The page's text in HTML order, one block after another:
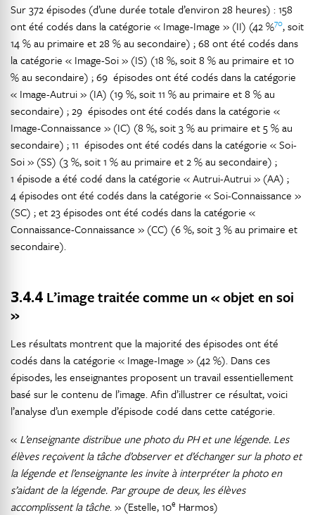
Sur 372 épisodes (d’une durée totale d’environ 28 heures) : 158
ont été codés dans la catégorie « Image-Image » (II) (42 %70, soit
14 % au primaire et 28 % au secondaire) ; 68 ont été codés dans
la catégorie « Image-Soi » (IS) (18 %, soit 8 % au primaire et 10
% au secondaire) ; 69 épisodes ont été codés dans la catégorie
« Image-Autrui » (IA) (19 %, soit 11 % au primaire et 8 % au
secondaire) ; 29 épisodes ont été codés dans la catégorie «
Image-Connaissance » (IC) (8 %, soit 3 % au primaire et 5 % au
secondaire) ; 11 épisodes ont été codés dans la catégorie « Soi-
Soi » (SS) (3 %, soit 1 % au primaire et 2 % au secondaire) ;
1 épisode a été codé dans la catégorie « Autrui-Autrui » (AA) ;
4 épisodes ont été codés dans la catégorie « Soi-Connaissance »
(SC) ; et 23 épisodes ont été codés dans la catégorie «
Connaissance-Connaissance » (CC) (6 %, soit 3 % au primaire et
secondaire).
3.4.4 L’image traitée comme un « objet en soi
»
Les résultats montrent que la majorité des épisodes ont été
codés dans la catégorie « Image-Image » (42 %). Dans ces
épisodes, les enseignantes proposent un travail essentiellement
basé sur le contenu de l’image. Afin d’illustrer ce résultat, voici
l’analyse d’un exemple d’épisode codé dans cette catégorie.
« L’enseignante distribue une photo du PH et une légende. Les
élèves reçoivent la tâche d’observer et d’échanger sur la photo et
la légende et l’enseignante les invite à interpréter la photo en
s’aidant de la légende. Par groupe de deux, les élèves
accomplissent la tâche. » (Estelle, 10e Harmos)